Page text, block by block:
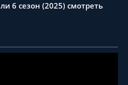
6 сезон (2025) смотреть